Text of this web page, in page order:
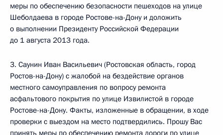
меры по обеспечению безопасности пешеходов на улице
Шеболдаева в городе Ростове-на-Дону и доложить
о выполнении Президенту Российской Федерации
до 1 августа 2013 года.
3. Саунин Иван Васильевич (Ростовская область, город
Ростов-на-Дону) с жалобой на бездействие органов
местного самоуправления по вопросу ремонта
асфальтового покрытия по улице Извилистой в городе
Ростове-на-Дону. Факты, изложенные в обращении, в ходе
проверки с выездом на место подтвердились. Прошу Вас
принять меры по обеспечению ремонта дороги по улице